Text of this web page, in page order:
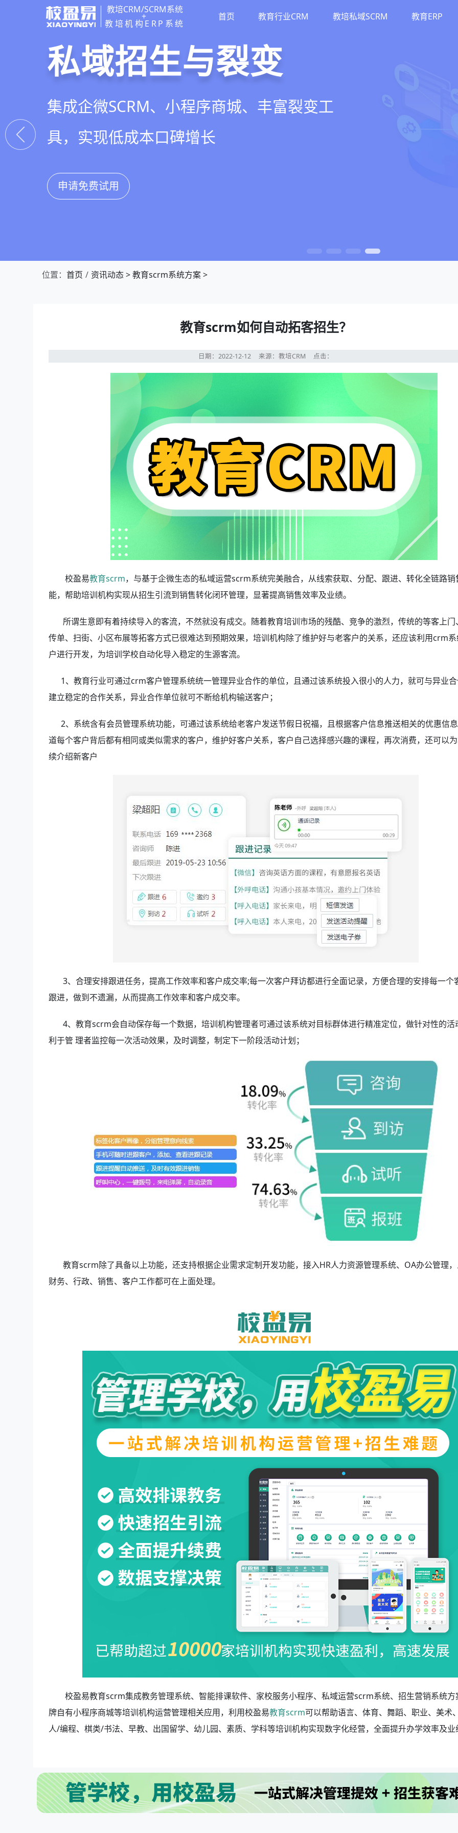
教培CRM/SCRM系统
+
教培机构ERP系统
首页 教育行业CRM 教培私域SCRM 教育ERP
教培行业CRM
以学员为中心，打通从引流、转化、教学到
复购转介绍的全生命周期增长引擎
申请免费试用
智能销售漏斗
线索自动分配、标准化跟单、试听转化分
析，打造高绩效招生团队
申请免费试用
精细化客户运营
360°学员画像、自动化服务流程、智能续
费预警，深度挖掘学员长期价值
申请免费试用
私域招生与裂变
集成企微SCRM、小程序商城、丰富裂变工
具，实现低成本口碑增长
申请免费试用
位置： 首页 资讯动态>教育scrm系统方案>
教育scrm如何自动拓客招生？
日期：2022-12-12来源：教培CRM 点击：
校盈易教育scrm，与基于企微生态的私域运营scrm系统完美融合，从线索获取、分配、跟进、转化全链路销
能，帮助培训机构实现从招生引流到销售转化闭环管理，显著提高销售效率及业绩。
所谓生意即有着持续导入的客流，不然就没有成交。随着教育培训市场的残酷、竞争的激烈，传统的等客上门
传单、扫街、小区布展等拓客方式已很难达到预期效果，培训机构除了维护好与老客户的关系，还应该利用crm
户进行开发，为培训学校自动化导入稳定的生源客流。
1、教育行业可通过crm客户管理系统统一管理异业合作的单位，且通过该系统投入很小的人力，就可与异业
建立稳定的合作关系，异业合作单位就可不断给机构输送客户；
2、系统含有会员管理系统功能，可通过该系统给老客户发送节假日祝福，且根据客户信息推送相关的优惠信
道每个客户背后都有相同或类似需求的客户，维护好客户关系，客户自己选择感兴趣的课程，再次消费，还可以
续介绍新客户
3、合理安排跟进任务，提高工作效率和客户成交率;每一次客户拜访都进行全面记录，方便合理的安排每一个
跟进，做到不遗漏，从而提高工作效率和客户成交率。
4、教育scrm会自动保存每一个数据，培训机构管理者可通过该系统对目标群体进行精准定位，做针对性的活
利于管 理者监控每一次活动效果，及时调整，制定下一阶段活动计划；
教育scrm除了具备以上功能，还支持根据企业需求定制开发功能，接入HR人力资源管理系统、OA办公管理
财务、行政、销售、客户工作都可在上面处理。
校盈易教育scrm集成教务管理系统、智能排课软件、家校服务小程序、私域运营scrm系统、招生营销系统方
牌自有小程序商城等培训机构运营管理相关应用，利用校盈易教育scrm可以帮助语言、体育、舞蹈、职业、美术
人/编程、棋类/书法、早教、出国留学、幼儿园、素质、学科等培训机构实现数字化经营，全面提升办学效率及业